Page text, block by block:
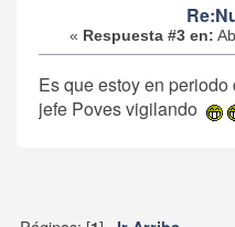
« Respuesta #3 en:
Es que estoy en
jefe Poves vigilando